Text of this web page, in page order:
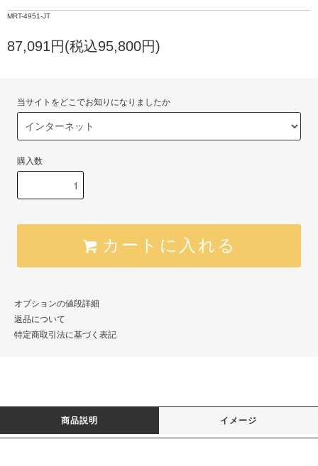
MRT-4951-JT
87,091円(税込95,800円)
当サイトをどこでお知りになりましたか
購入数
カートに入れる
オプションの値段詳細
返品について
特定商取引法に基づく表記
商品説明 イメージ